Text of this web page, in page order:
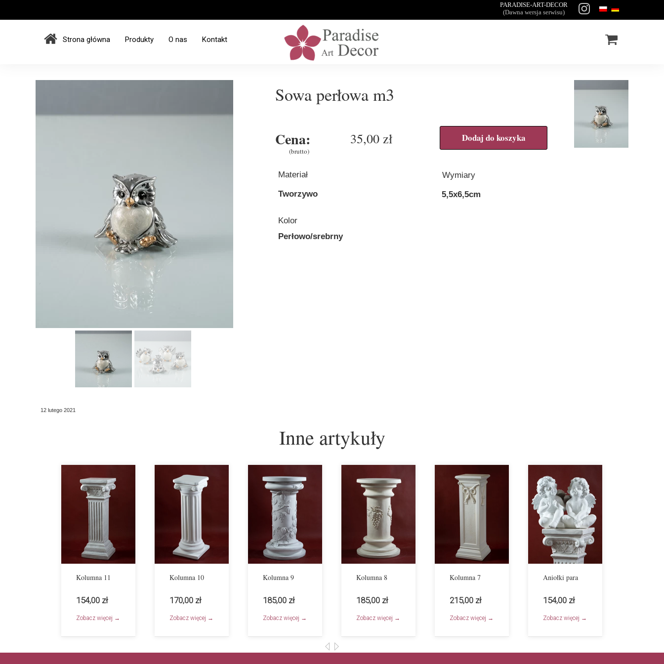
Strona główna Produkty O nas Kontakt
PARADISE-ART-DECOR
(Dawna wersja serwisu)
35,00 zł
Tworzywo
Materiał Wymiary
Cena:
(brutto)
Dodaj do koszyka
5,5x6,5cm
Perłowo/srebrny
Kolor
Sowa perłowa m3
12 lutego 2021
Kolumna 11
154,00 zł
Zobacz więcej →
Kolumna 10
170,00 zł
Zobacz więcej →
Kolumna 9
185,00 zł
Zobacz więcej →
Kolumna 8
185,00 zł
Zobacz więcej →
Kolumna 7
215,00 zł
Zobacz więcej →
Aniołki para
154,00 zł
Zobacz więcej →
Inne artykuły